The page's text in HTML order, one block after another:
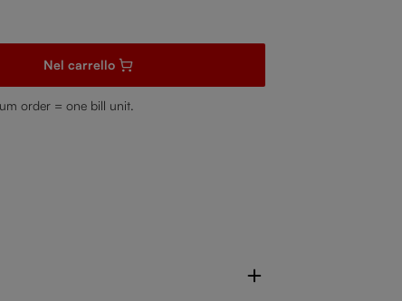
quantità desiderata o usa i pulsanti per aumentare o diminuire
Nel carrello
order = one bill unit.